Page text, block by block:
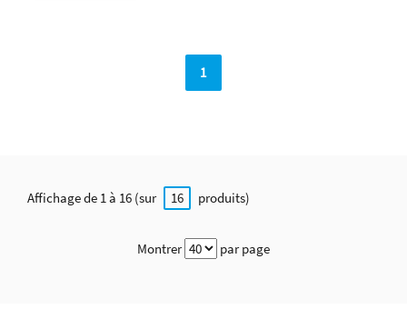
1
Affichage de 1 à 16 (sur 16 produits)
Montrer par page